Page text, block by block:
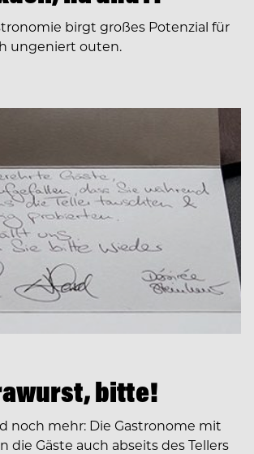
birgt großes Potenzial für
ungeniert outen.
bitte!
noch mehr: Die Gastronome mit
die Gäste auch abseits des Tellers